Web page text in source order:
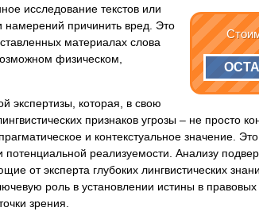
экспертиза
экспертиза
создания документа
исследование текстов или
намерений причинить вред. Это
материалах слова
физическом,
экспертизы, которая, в свою
признаков угрозы – не просто
и контекстуальное значение.
реализуемости. Анализу
от эксперта глубоких лингвистических
роль в установлении истины в
зрения.